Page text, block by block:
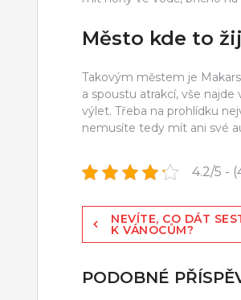
Město kde to
Takovým městem je
a spoustu atrakcí, vše
výlet. Třeba na prohlídku
nemusíte tedy mít ani své
4.2/5 -
Navigace
pro
příspěvek
NEVÍTE, CO DÁT
K VÁNOCŮM?
PODOBNÉ